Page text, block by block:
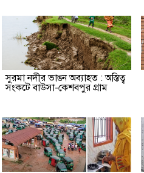
সুরমা নদীর ভাঙন অব্যাহত : অস্তিত্ব
সংকটে বাউসা-কেশবপুর গ্রাম